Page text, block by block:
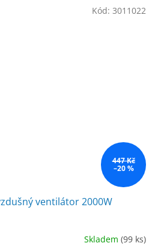
447 Kč
–20 %
ventilátor 2000W
Skladem (99 ks)
Kód: 3011022